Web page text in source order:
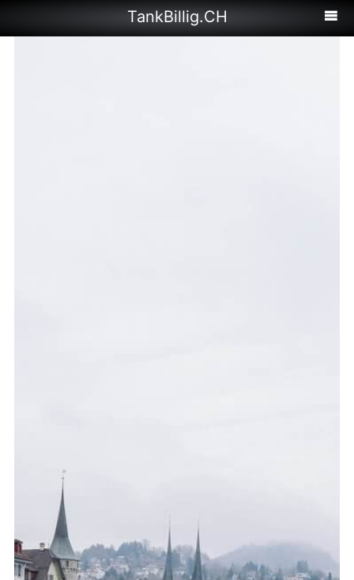
TankBillig.CH